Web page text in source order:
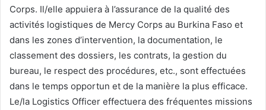
Corps. Il/elle appuiera à l’assurance de la qualité des
activités logistiques de Mercy Corps au Burkina Faso et
dans les zones d’intervention, la documentation, le
classement des dossiers, les contrats, la gestion du
bureau, le respect des procédures, etc., sont effectuées
dans le temps opportun et de la manière la plus efficace.
Le/la Logistics Officer effectuera des fréquentes missions